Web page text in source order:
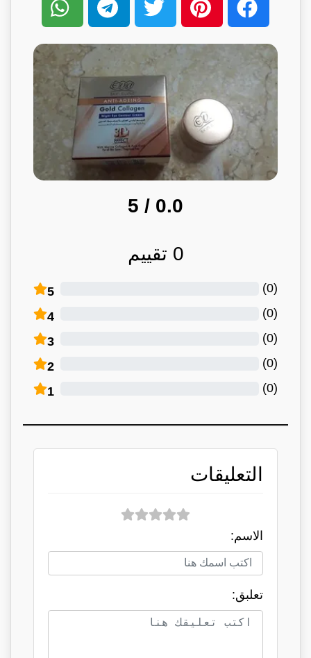
0.0
/ 5
0 تقييم
5 (
0
)
4 (
0
)
3 (
0
)
2 (
0
)
1 (
0
)
التعليقات
الاسم:
تعلبق: